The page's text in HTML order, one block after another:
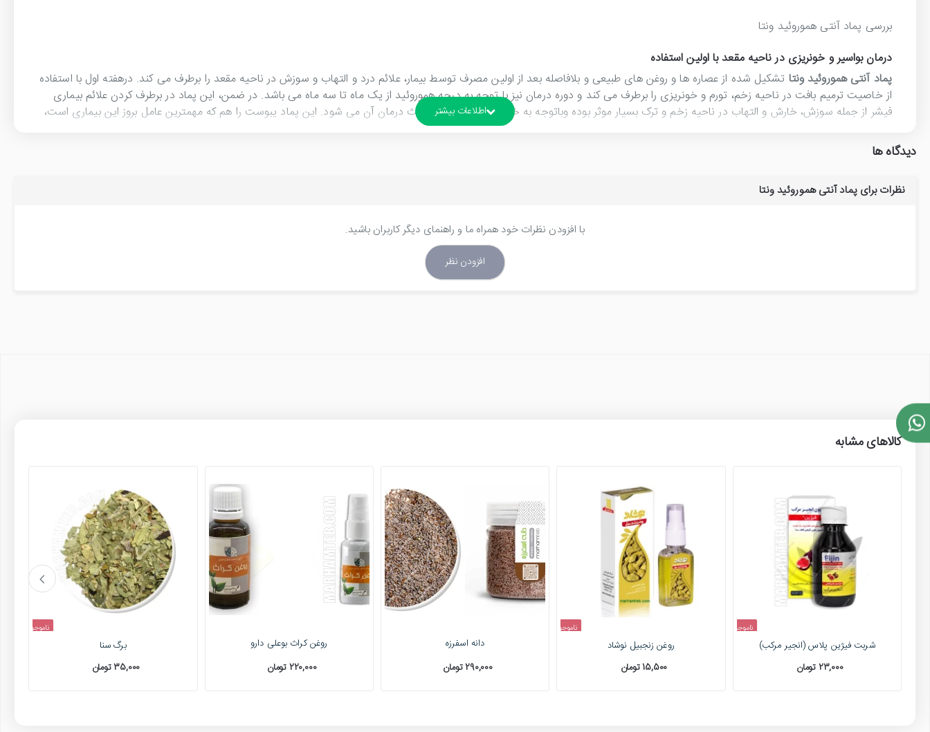
بررسی پماد آنتی هموروئید ونتا
درمان بواسیر و خونریزی در ناحیه مقعد با اولین استفاده
پماد آنتی هموروئید ونتا تشکیل شده از عصاره ها و روغن های طبیعی و بلافاصله بعد از اولین مصرف توسط بیمار، علائم درد و التهاب و سوزش در ناحیه مقعد را برطرف می کند. درهفته اول با استفاده
از خاصیت ترمیم بافت در ناحیه زخم، تورم و خونریزی را برطرف می کند و دوره درمان نیز با توجه به درجه هموروئید از یک ماه تا سه ماه می باشد. در ضمن، این پماد در برطرف کردن علائم بیماری
فیشر از جمله سوزش، خارش و التهاب در ناحیه زخم و ترک بسیار موثر بوده وباتوجه به خاصیت ترمیم بافت باعث درمان آن می شود. این پماد یبوست را هم که مهمترین عامل بروز این بیماری است،
خواص پماد آنتی هموروئید گیاهی ونتا :
درمان هموروئید(بواسیر)، رفع خونریزی، شقاق و بهبود جای زخم، رفع خارش و سوزش، کاهش درد و التهاب، برطرف کننده تورم، رفع علایم فیشر
دیدگاه ها
نظرات برای پماد آنتی هموروئید ونتا
با افزودن نظرات خود همراه ما و راهنمای دیگر کاربران باشید.
افزودن نظر
کالاهای مشابه
ناموجود
شربت فیژین پلاس (انجیر مرکب)
23,000 تومان
ناموجود
روغن زنجبیل نوشاد
15,500 تومان
دانه اسفرزه
290,000 تومان
روغن کراث بوعلی دارو
220,000 تومان
ناموجود
برگ سنا
35,000 تومان